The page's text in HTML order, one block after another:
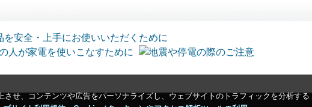
せ、コンテンツや広告をパーソナライズし、ウェブサイトのトラフィックを分析する